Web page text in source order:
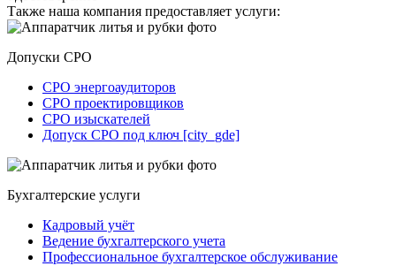
Также наша компания предоставляет услуги:
Допуски СРО
СРО энергоаудиторов
СРО проектировщиков
СРО изыскателей
Допуск СРО под ключ [city_gde]
Бухгалтерские услуги
Кадровый учёт
Ведение бухгалтерского учета
Профессиональное бухгалтерское обслуживание